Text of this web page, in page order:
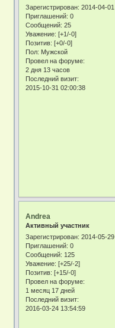
Зарегистрирован: 2014-04-01
Приглашений: 0
Сообщений: 25
Уважение: [+1/-0]
Позитив: [+0/-0]
Пол: Мужской
Провел на форуме:
2 дня 13 часов
Последний визит:
2015-10-31 02:00:38
Andrea
Активный участник
Зарегистрирован: 2014-05-29
Приглашений: 0
Сообщений: 125
Уважение: [+25/-2]
Позитив: [+15/-0]
Провел на форуме:
1 месяц 17 дней
Последний визит:
2016-03-24 13:54:59